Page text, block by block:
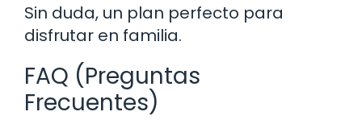
Sin duda, un plan perfecto para
disfrutar en familia.
FAQ (Preguntas
Frecuentes)